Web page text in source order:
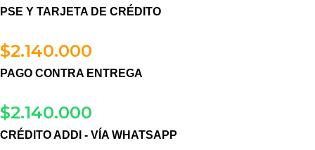
PSE Y TARJETA DE CRÉDITO
$2.140.000
PAGO CONTRA ENTREGA
$2.140.000
CRÉDITO ADDI - VÍA WHATSAPP